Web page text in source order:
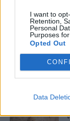
I want to
Retention,
Personal
Purposes
Opted Out
Data